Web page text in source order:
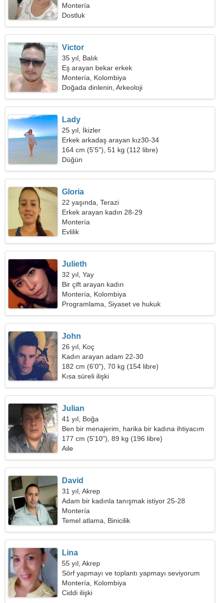
Montería
Dostluk
Victor
35 yıl, Balık
Eş arayan bekar erkek
Montería, Kolombiya
Doğada dinlenin, Arkeoloji
Lady
25 yıl, İkizler
Erkek arkadaş arayan kız30-34
164 cm (5'5"), 51 kg (112 libre)
Düğün
Gloria
22 yaşında, Terazi
Erkek arayan kadın 28-29
Montería
Evlilik
Julieth
32 yıl, Yay
Bir çift arayan kadın
Montería, Kolombiya
Programlama, Siyaset ve hukuk
John
26 yıl, Koç
Kadın arayan adam 22-30
182 cm (6'0"), 70 kg (154 libre)
Kısa süreli ilişki
Julian
41 yıl, Boğa
Ben bir menajerim, harika bir kadına ihtiyacım
var
177 cm (5'10"), 89 kg (196 libre)
Aile
David
31 yıl, Akrep
Adam bir kadınla tanışmak istiyor 25-28
Montería
Temel atlama, Binicilik
Lina
55 yıl, Akrep
Sörf yapmayı ve toplantı yapmayı seviyorum
Montería, Kolombiya
Ciddi ilişki